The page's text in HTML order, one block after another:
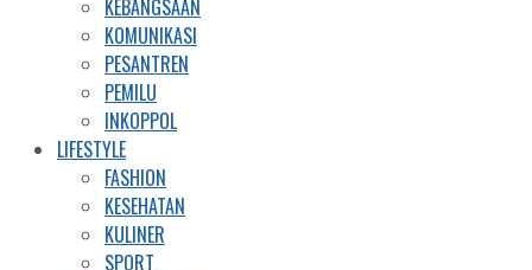
KEBANGSAAN
KOMUNIKASI
PESANTREN
PEMILU
INKOPPOL
LIFESTYLE
FASHION
KESEHATAN
KULINER
SPORT